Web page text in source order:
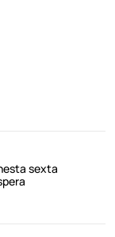
sexta